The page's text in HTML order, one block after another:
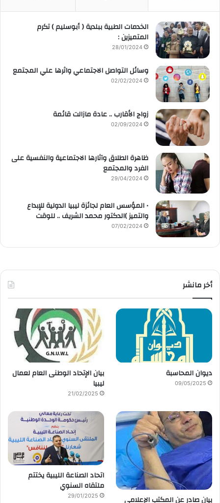
الخدمات الطبية ببلدية ( أبوسليم ) تكرم
المتميزين :
28/01/2024
وسائل التواصل الاجتماعي واثرها علي المجتمع
02/02/2024
زواج الأقارب .. عادة مازالت قائمة
02/09/2024
ظاهرة الطلاق وآثارها الاجتماعية والنفسية على
الفرد والمجتمع
29/04/2024
• المؤسس العام لجائزة ليبيا الدولية للإبداع
والتميز )الدكتور محمد الشريف .. للوقت
07/02/2024
أخر مانشر
ديوان المحاسبة
09/05/2025
بيان الإتحاد الوطنى العام لعمال
ليبيا
21/02/2025
بيان صادر عن المكتب الإعلامي
اتحاد الصناعة الليبية يختتم
ملتقاه السنوي
29/01/2025